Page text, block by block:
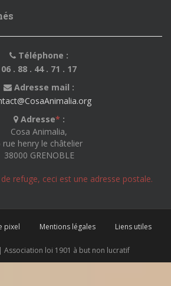
Téléphone :
06 . 88 . 44 . 71 . 17
Adresse mail :
Adresse* :
Cosa Animalia,
rue henry le châtelier
38000 GRENOBLE
refuge, ceci est une adresse postale.
pixel Mentions légales Liens utiles
| Association loi 1901 à but non lucratif